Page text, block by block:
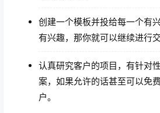
创建一个模板并投给每一个有
有兴趣，那你就可以继续进行交
认真研究客户的项目，有针对
案，如果允许的话甚至可以免
户。